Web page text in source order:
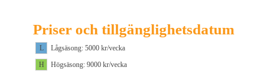
Priser och tillgänglighetsdatum
L
Lågsäsong: 5000 kr/vecka
H
Högsäsong: 9000 kr/vecka